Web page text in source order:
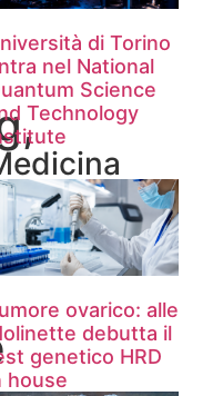
di Torino
nel National
Science
Technology
ovarico: alle
debutta il
genetico HRD
house